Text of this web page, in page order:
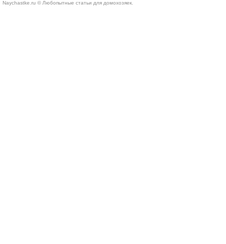
Naychastke.ru © Любопытные статьи для домохозяек.